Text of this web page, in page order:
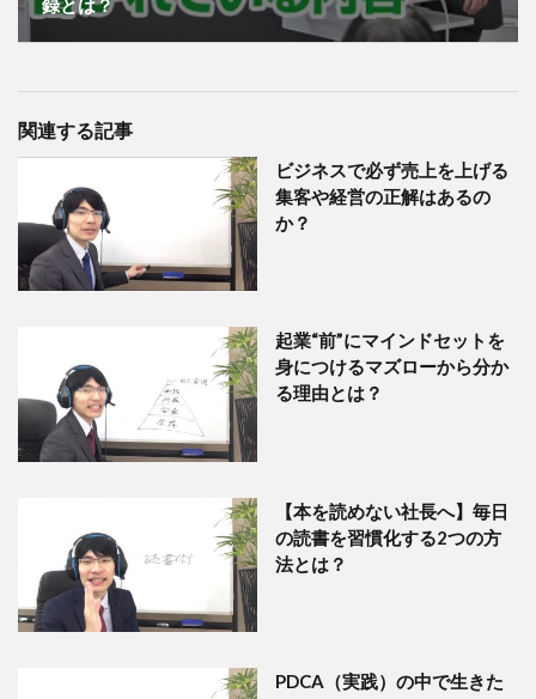
関連する記事
ビジネスで必ず売上を上げる
集客や経営の正解はあるの
か？
起業“前”にマインドセットを
身につけるマズローから分か
る理由とは？
【本を読めない社長へ】毎日
の読書を習慣化する2つの方
法とは？
PDCA（実践）の中で生きた